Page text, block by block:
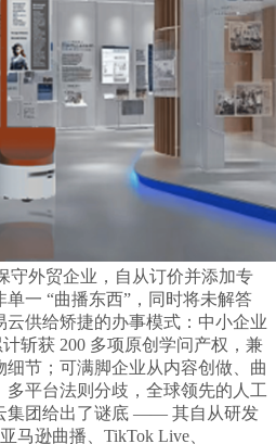
守外贸企业，自从订价并添加专
一 “曲播东西”，同时将未解答
供给矫捷的办事模式：中小企业
斩获 200 多项原创学问产权，兼
节；可满脚企业从内容创做、曲
平台法则分歧，全球领先的人工
集团给出了谜底 —— 其自从研发
马逊曲播、TikTok Live、